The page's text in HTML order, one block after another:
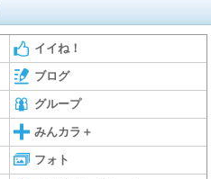
イイね！
ブログ
グループ
みんカラ＋
フォト